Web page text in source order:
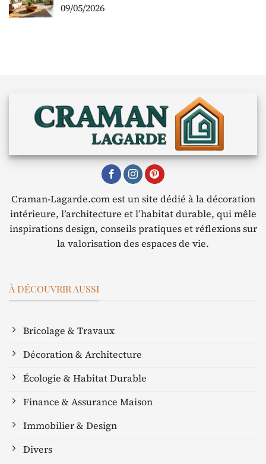
09/05/2026
Craman-Lagarde.com est un site dédié à la décoration
intérieure, l’architecture et l’habitat durable, qui mêle
inspirations design, conseils pratiques et réflexions sur
la valorisation des espaces de vie.
À DÉCOUVRIR AUSSI
Bricolage & Travaux
Décoration & Architecture
Écologie & Habitat Durable
Finance & Assurance Maison
Immobilier & Design
Divers